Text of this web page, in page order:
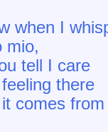
when I
mio,
tell I care
there
comes